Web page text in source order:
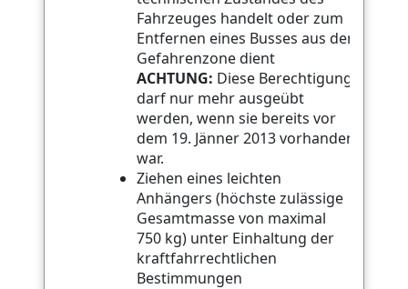
Fahrzeuges handelt oder zum
Entfernen eines Busses aus der
Gefahrenzone dient
ACHTUNG: Diese Berechtigung
darf nur mehr ausgeübt
werden, wenn sie bereits vor
dem 19. Jänner 2013 vorhanden
war.
Ziehen eines leichten
Anhängers (höchste zulässige
Gesamtmasse von maximal
750 kg) unter Einhaltung der
kraftfahrrechtlichen
Bestimmungen